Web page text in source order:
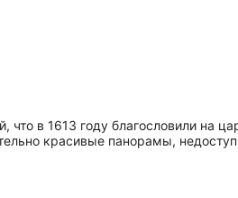
в 1613 году благословили на
красивые панорамы,